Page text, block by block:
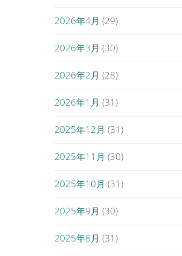
2026年4月 (29)
2026年3月 (30)
2026年2月 (28)
2026年1月 (31)
2025年12月 (31)
2025年11月 (30)
2025年10月 (31)
2025年9月 (30)
2025年8月 (31)